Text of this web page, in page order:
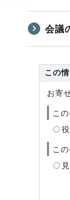
会議
この
お寄
こ
こ